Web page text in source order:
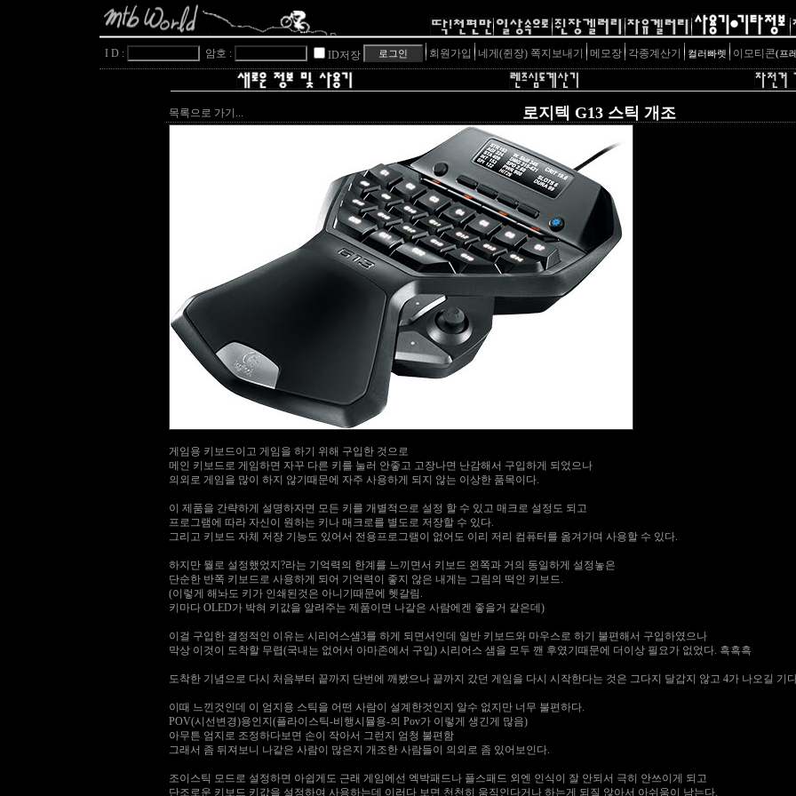
I D : 암호 : ID저장 회원가입 네게(쥔장) 쪽지보내기 메모장 각종계산기 컬러빠렛 이모티콘(프
목록으로 가기... 로지텍 G13 스틱 개조
게임용 키보드이고 게임을 하기 위해 구입한 것으로
메인 키보드로 게임하면 자꾸 다른 키를 눌러 안좋고 고장나면 난감해서 구입하게 되었으나
의외로 게임을 많이 하지 않기때문에 자주 사용하게 되지 않는 이상한 품목이다.
이 제품을 간략하게 설명하자면 모든 키를 개별적으로 설정 할 수 있고 매크로 설정도 되고
프로그램에 따라 자신이 원하는 키나 매크로를 별도로 저장할 수 있다.
그리고 키보드 자체 저장 기능도 있어서 전용프로그램이 없어도 이리 저리 컴퓨터를 옮겨가며 사용할 수 있다.
하지만 뭘로 설정했었지?라는 기억력의 한계를 느끼면서 키보드 왼쪽과 거의 동일하게 설정놓은
단순한 반쪽 키보드로 사용하게 되어 기억력이 좋지 않은 내게는 그림의 떡인 키보드.
(이렇게 해놔도 키가 인쇄된것은 아니기때문에 헷갈림.
키마다 OLED가 박혀 키값을 알려주는 제품이면 나같은 사람에겐 좋을거 같은데)
이걸 구입한 결정적인 이유는 시리어스샘3를 하게 되면서인데 일반 키보드와 마우스로 하기 불편해서 구입하였으나
막상 이것이 도착할 무렵(국내는 없어서 아마존에서 구입) 시리어스 샘을 모두 깬 후였기때문에 더이상 필요가 없었다. 흑흑흑
도착한 기념으로 다시 처음부터 끝까지 단번에 깨봤으나 끝까지 갔던 게임을 다시 시작한다는 것은 그다지 달갑지 않고 4가 나오길 기
이때 느낀것인데 이 엄지용 스틱을 어떤 사람이 설계한것인지 알수 없지만 너무 불편하다.
POV(시선변경)용인지(플라이스틱-비행시뮬용-의 Pov가 이렇게 생긴게 많음)
아무튼 엄지로 조정하다보면 손이 작아서 그런지 엄청 불편함
그래서 좀 뒤져보니 나같은 사람이 많은지 개조한 사람들이 의외로 좀 있어보인다.
조이스틱 모드로 설정하면 아쉽게도 근래 게임에선 엑박패드나 플스패드 외엔 인식이 잘 안되서 극히 안쓰이게 되고
단조로운 키보드 키값을 설정하여 사용하는데 이러다 보면 천천히 움직인다거나 하는게 되질 않아서 아쉬움이 남는다.